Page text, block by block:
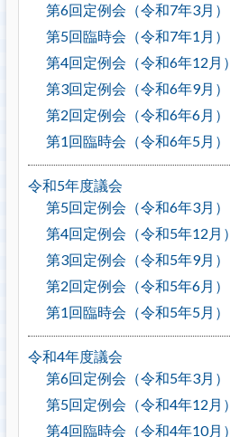
第6回定例会（令和7年3月）
第5回臨時会（令和7年1月）
第4回定例会（令和6年12月）
第3回定例会（令和6年9月）
第2回定例会（令和6年6月）
第1回臨時会（令和6年5月）
令和5年度議会
第5回定例会（令和6年3月）
第4回定例会（令和5年12月）
第3回定例会（令和5年9月）
第2回定例会（令和5年6月）
第1回臨時会（令和5年5月）
令和4年度議会
第6回定例会（令和5年3月）
第5回定例会（令和4年12月）
第4回臨時会（令和4年10月）